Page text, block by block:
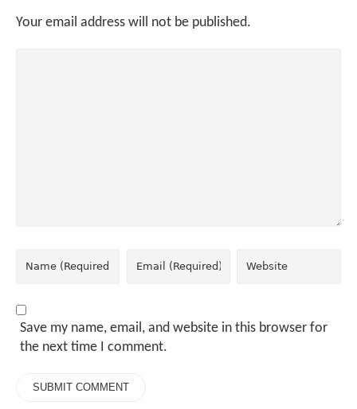
Your email address will not be published.
Save my name, email, and website in this browser for
the next time I comment.